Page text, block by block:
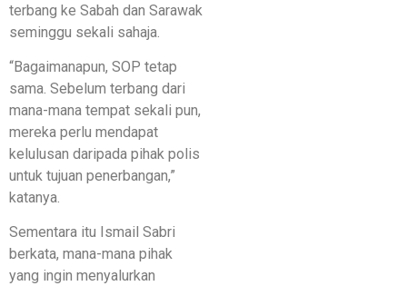
terbang ke Sabah dan Sarawak
seminggu sekali sahaja.
“Bagaimanapun, SOP tetap
sama. Sebelum terbang dari
mana-mana tempat sekali pun,
mereka perlu mendapat
kelulusan daripada pihak polis
untuk tujuan penerbangan,”
katanya.
Sementara itu Ismail Sabri
berkata, mana-mana pihak
yang ingin menyalurkan